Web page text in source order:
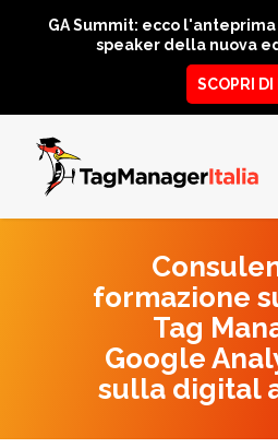
GA Summit: ecco
speaker della nuova
SCOPRI DI
formazione
Tag
Google
sulla digital